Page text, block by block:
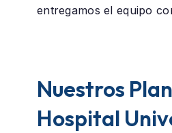
entregamos el equipo
Nuestros
Hospital